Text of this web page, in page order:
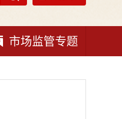
市场监管专题